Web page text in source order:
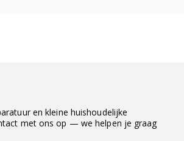
en kleine huishoudelijke
met ons op — we helpen je graag